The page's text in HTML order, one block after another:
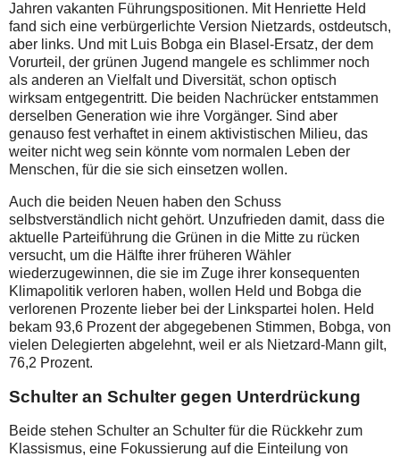
Jahren vakanten Führungspositionen. Mit Henriette Held
fand sich eine verbürgerlichte Version Nietzards, ostdeutsch,
aber links. Und mit Luis Bobga ein Blasel-Ersatz, der dem
Vorurteil, der grünen Jugend mangele es schlimmer noch
als anderen an Vielfalt und Diversität, schon optisch
wirksam entgegentritt. Die beiden Nachrücker entstammen
derselben Generation wie ihre Vorgänger. Sind aber
genauso fest verhaftet in einem aktivistischen Milieu, das
weiter nicht weg sein könnte vom normalen Leben der
Menschen, für die sie sich einsetzen wollen.
Auch die beiden Neuen haben den Schuss
selbstverständlich nicht gehört. Unzufrieden damit, dass die
aktuelle Parteiführung die Grünen in die Mitte zu rücken
versucht, um die Hälfte ihrer früheren Wähler
wiederzugewinnen, die sie im Zuge ihrer konsequenten
Klimapolitik verloren haben, wollen Held und Bobga die
verlorenen Prozente lieber bei der Linkspartei holen. Held
bekam 93,6 Prozent der abgegebenen Stimmen, Bobga, von
vielen Delegierten abgelehnt, weil er als Nietzard-Mann gilt,
76,2 Prozent.
Schulter an Schulter gegen Unterdrückung
Beide stehen Schulter an Schulter für die Rückkehr zum
Klassismus, eine Fokussierung auf die Einteilung von